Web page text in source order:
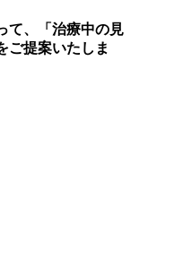
て、「治療中の見
ご提案いたしま